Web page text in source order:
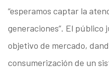
“esperamos captar la
generaciones”. El público
objetivo de mercado,
consumerización de un